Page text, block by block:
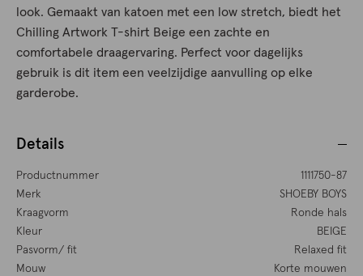
look. Gemaakt van katoen met een low stretch, biedt het
Chilling Artwork T-shirt Beige een zachte en
comfortabele draagervaring. Perfect voor dagelijks
gebruik is dit item een veelzijdige aanvulling op elke
garderobe.
Details
Productnummer
1111750-87
Merk
SHOEBY BOYS
Kraagvorm
Ronde hals
Kleur
BEIGE
Pasvorm/ fit
Relaxed fit
Mouw
Korte mouwen